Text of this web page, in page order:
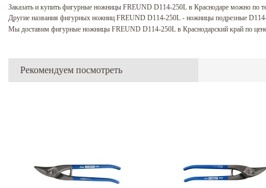
Заказать и купить фигурные ножницы FREUND D114-250L в Краснодаре можно по
Другие названия фигурных ножниц FREUND D114-250L - ножницы подрезные
Мы доставим фигурные ножницы FREUND D114-250L в Краснодарский край по
Рекомендуем посмотреть